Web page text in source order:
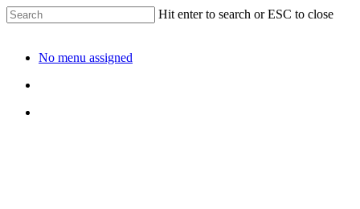
Hit enter to search or ESC to close
No menu assigned